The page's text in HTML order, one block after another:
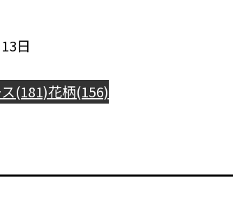
日
(181)花柄(156)